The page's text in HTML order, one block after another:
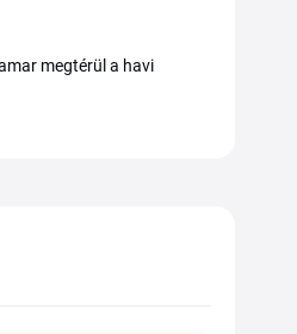
megtérül a havi